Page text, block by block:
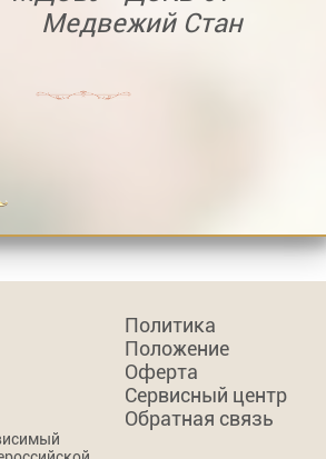
Медвежий Стан
Политика
Положение
Оферта
Сервисный центр
Обратная связь